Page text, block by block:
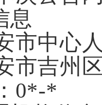
息
市中心
市吉州
0*-*